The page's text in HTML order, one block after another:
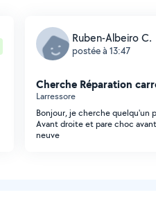
Ruben-Albeiro C.
postée à 13:47
Cherche Réparation
Larressore
Bonjour, je cherche quelqu'un
Avant droite et pare choc
neuve